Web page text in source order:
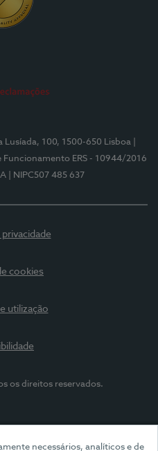
necessários, analíticos e de
Lusíada, 100, 1500-650 Lisboa
Funcionamento ERS - 10944/2016
| NIPC507 485 637
privacidade
cookies
utilização
os direitos reservados.